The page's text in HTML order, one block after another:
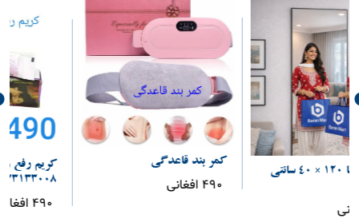
کریم رفع زود انزالی